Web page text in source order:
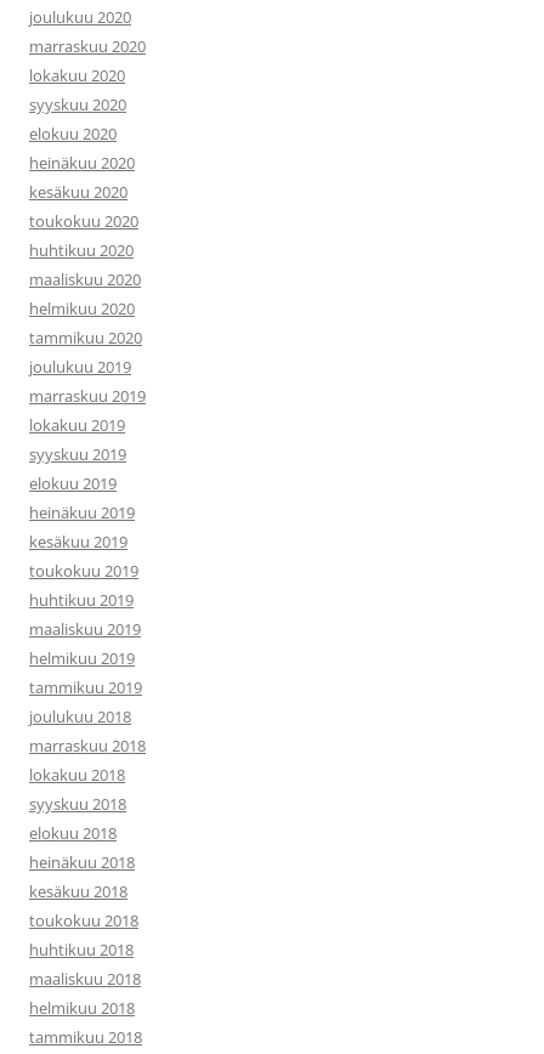
joulukuu 2020
marraskuu 2020
lokakuu 2020
syyskuu 2020
elokuu 2020
heinäkuu 2020
kesäkuu 2020
toukokuu 2020
huhtikuu 2020
maaliskuu 2020
helmikuu 2020
tammikuu 2020
joulukuu 2019
marraskuu 2019
lokakuu 2019
syyskuu 2019
elokuu 2019
heinäkuu 2019
kesäkuu 2019
toukokuu 2019
huhtikuu 2019
maaliskuu 2019
helmikuu 2019
tammikuu 2019
joulukuu 2018
marraskuu 2018
lokakuu 2018
syyskuu 2018
elokuu 2018
heinäkuu 2018
kesäkuu 2018
toukokuu 2018
huhtikuu 2018
maaliskuu 2018
helmikuu 2018
tammikuu 2018